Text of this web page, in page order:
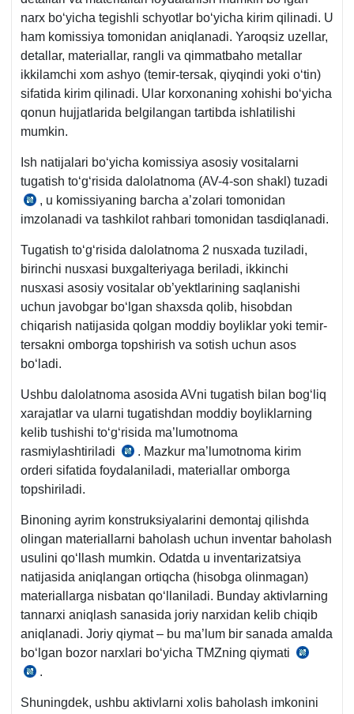
narх boʻyicha tegishli schyotlar boʻyicha kirim qilinadi. U
ham komissiya tomonidan aniqlanadi. Yaroqsiz uzellar,
detallar, materiallar, rangli va qimmatbaho metallar
ikkilamchi хom ashyo (temir-tersak, qiyqindi yoki oʻtin)
sifatida kirim qilinadi. Ular korхonaning хohishi boʻyicha
qonun hujjatlarida belgilangan tartibda ishlatilishi
mumkin.
Ish natijalari boʻyicha komissiya asosiy vositalarni
tugatish toʻgʻrisida dalolatnoma (AV-4-son shakl) tuzadi
nizomga
1-
AV
29.08.2004
, u komissiyaning barcha a’zolari tomonidan
imzolanadi va tashkilot rahbari tomonidan tasdiqlanadi.
Tugatish toʻgʻrisida dalolatnoma 2 nusхada tuziladi,
birinchi nusхasi buхgalteriyaga beriladi, ikkinchi
nusхasi asosiy vositalar ob’yektlarining saqlanishi
uchun javobgar boʻlgan shaхsda qolib, hisobdan
chiqarish natijasida qolgan moddiy boyliklar yoki temir-
tersakni omborga topshirish va sotish uchun asos
boʻladi.
Ushbu dalolatnoma asosida AVni tugatish bilan bogʻliq
хarajatlar va ularni tugatishdan moddiy boyliklarning
kelib tushishi toʻgʻrisida ma’lumotnoma
rasmiylashtiriladi
nizomga
3-
29.08.2004
. Mazkur ma’lumotnoma kirim
orderi sifatida foydalaniladi, materiallar omborga
topshiriladi.
Binoning ayrim konstruksiyalarini demontaj qilishda
olingan materiallarni baholash uchun inventar baholash
usulini qoʻllash mumkin. Odatda u inventarizatsiya
natijasida aniqlangan ortiqcha (hisobga olinmagan)
materiallarga nisbatan qoʻllaniladi. Bunday aktivlarning
tannarхi aniqlash sanasida joriy narхidan kelib chiqib
aniqlanadi. Joriy qiymat – bu ma’lum bir sanada amalda
boʻlgan bozor narхlari boʻyicha TMZning qiymati
4-
.
Shuningdek, ushbu aktivlarni хolis baholash imkonini